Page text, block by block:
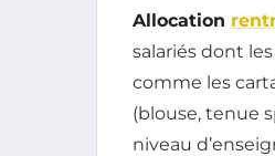
Allocation
salariés dont
comme les
(blouse, tenue
niveau